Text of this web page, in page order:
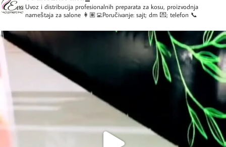
Uvoz i distribucija profesionalnih preparata za kosu, proizvodnja
nameštaja za salone 👩🏽‍💻Poručivanje: sajt; dm 💌; telefon 📞